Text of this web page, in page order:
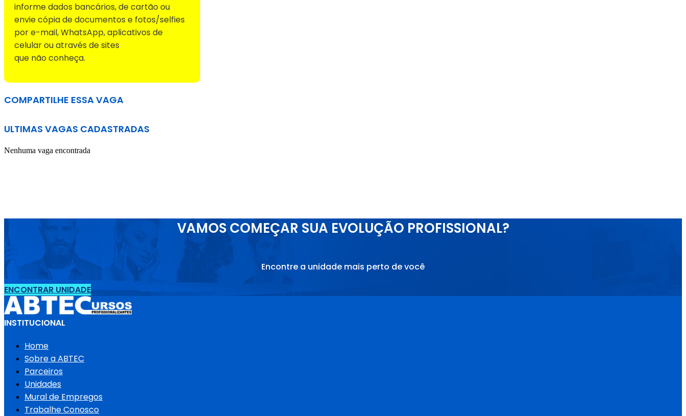
informe dados bancários, de cartão ou
envie cópia de documentos e fotos/selfies
por e-mail, WhatsApp, aplicativos de
celular ou através de sites
que não conheça.
COMPARTILHE ESSA VAGA
ULTIMAS VAGAS CADASTRADAS
Nenhuma vaga encontrada
VAMOS COMEÇAR SUA EVOLUÇÃO PROFISSIONAL?
Encontre a unidade mais perto de você
ENCONTRAR UNIDADE
INSTITUCIONAL
Home
Sobre a ABTEC
Parceiros
Unidades
Mural de Empregos
Trabalhe Conosco